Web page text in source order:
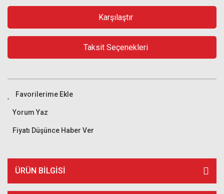
Karşılaştır
Taksit Seçenekleri
Yorum Yaz
Fiyatı Düşünce Haber Ver
ÜRÜN BILGISI